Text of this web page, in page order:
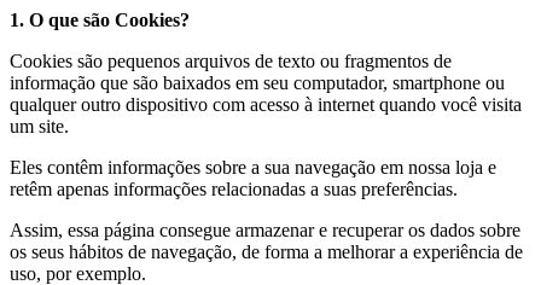
1. O que são Cookies?
Cookies são pequenos arquivos de texto ou fragmentos de
informação que são baixados em seu computador, smartphone ou
qualquer outro dispositivo com acesso à internet quando você visita
um site.
Eles contêm informações sobre a sua navegação em nossa loja e
retêm apenas informações relacionadas a suas preferências.
Assim, essa página consegue armazenar e recuperar os dados sobre
os seus hábitos de navegação, de forma a melhorar a experiência de
uso, por exemplo.